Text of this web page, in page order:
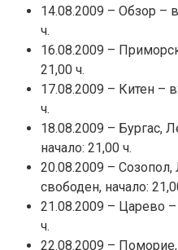
14.08.2009 – Обзор –
ч.
16.08.2009 –
21,00 ч.
17.08.2009 – Китен –
ч.
18.08.2009 – Бургас,
начало: 21,00 ч.
20.08.2009 – Созопол,
свободен, начало:
21.08.2009 – Царево
ч.
22.08.2009 –